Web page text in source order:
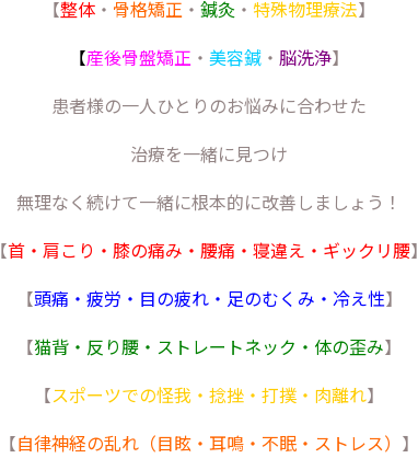
【整体 ・ 骨格矯正 ・ 鍼灸 ・ 特殊物理療法】
【産後骨盤矯正 ・ 美容鍼 ・ 脳洗浄】
患者様の一人ひとりのお悩みに合わせた
治療を一緒に見つけ
無理なく続けて一緒に根本的に改善しましょう！
【首・肩こり・膝の痛み・腰痛・寝違え・ギックリ腰】
【頭痛・疲労・目の疲れ・足のむくみ・冷え性】
【猫背・反り腰・ストレートネック・体の歪み】
【スポーツでの怪我・捻挫・打撲・肉離れ】
【自律神経の乱れ（目眩・耳鳴・不眠・ストレス） 】